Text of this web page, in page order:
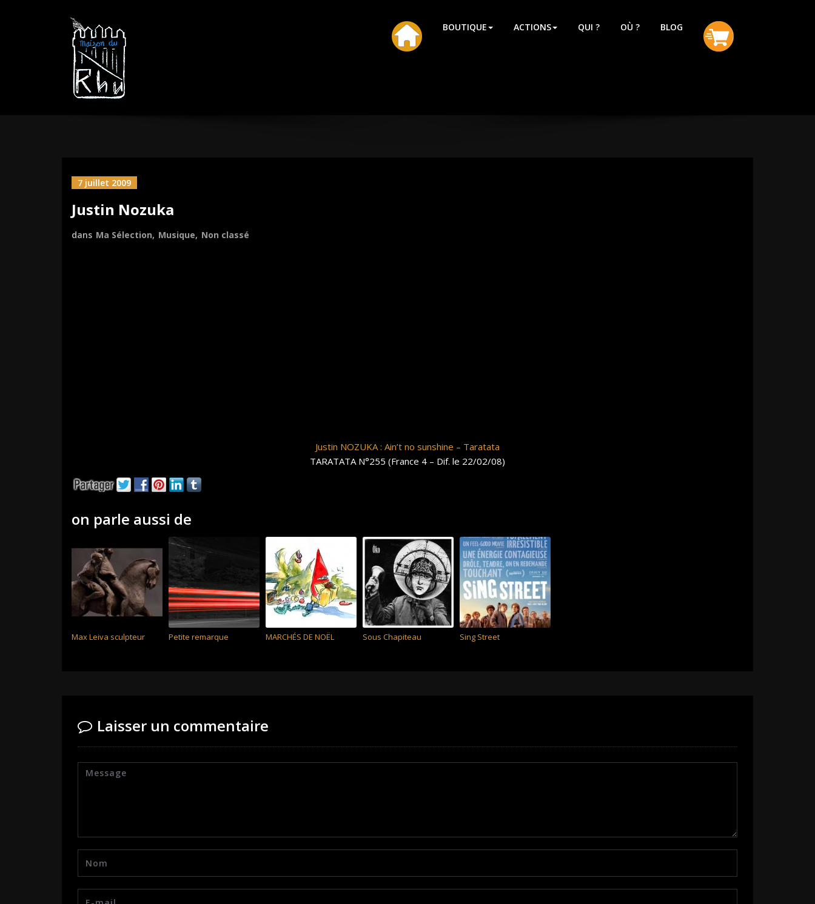
BOUTIQUE ACTIONS QUI ? OÙ ? BLOG
7 juillet 2009
Justin Nozuka
dans Ma Sélection, Musique, Non classé
Justin NOZUKA : Ain’t no sunshine – Taratata
TARATATA N°255 (France 4 – Dif. le 22/02/08)
on parle aussi de
Max Leiva sculpteur Petite remarque MARCHÉS DE NOËL Sous Chapiteau Sing Street
Laisser un commentaire